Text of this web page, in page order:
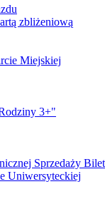
zbliżeniową
Miejskiej
3+"
Sprzedaży
Uniwersyteckiej